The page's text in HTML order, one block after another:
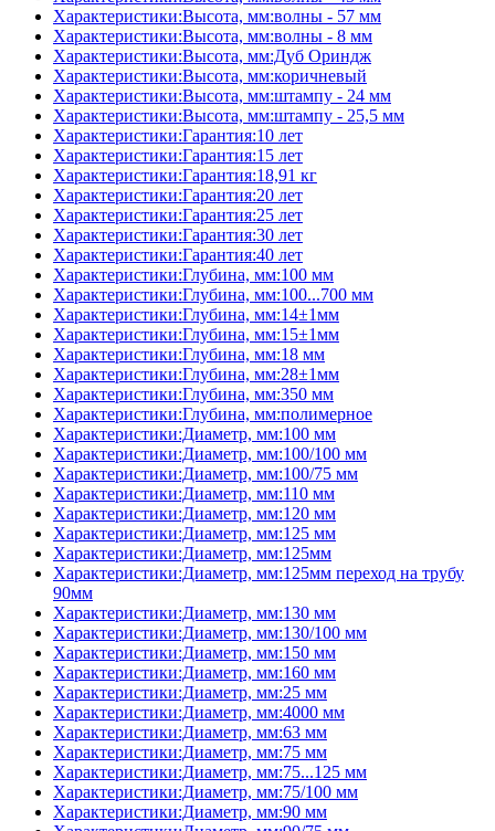
Характеристики:Высота, мм:волны - 57 мм
Характеристики:Высота, мм:волны - 8 мм
Характеристики:Высота, мм:Дуб Ориндж
Характеристики:Высота, мм:коричневый
Характеристики:Высота, мм:штампу - 24 мм
Характеристики:Высота, мм:штампу - 25,5 мм
Характеристики:Гарантия:10 лет
Характеристики:Гарантия:15 лет
Характеристики:Гарантия:18,91 кг
Характеристики:Гарантия:20 лет
Характеристики:Гарантия:25 лет
Характеристики:Гарантия:30 лет
Характеристики:Гарантия:40 лет
Характеристики:Глубина, мм:100 мм
Характеристики:Глубина, мм:100...700 мм
Характеристики:Глубина, мм:14±1мм
Характеристики:Глубина, мм:15±1мм
Характеристики:Глубина, мм:18 мм
Характеристики:Глубина, мм:28±1мм
Характеристики:Глубина, мм:350 мм
Характеристики:Глубина, мм:полимерное
Характеристики:Диаметр, мм:100 мм
Характеристики:Диаметр, мм:100/100 мм
Характеристики:Диаметр, мм:100/75 мм
Характеристики:Диаметр, мм:110 мм
Характеристики:Диаметр, мм:120 мм
Характеристики:Диаметр, мм:125 мм
Характеристики:Диаметр, мм:125мм
Характеристики:Диаметр, мм:125мм переход на трубу
90мм
Характеристики:Диаметр, мм:130 мм
Характеристики:Диаметр, мм:130/100 мм
Характеристики:Диаметр, мм:150 мм
Характеристики:Диаметр, мм:160 мм
Характеристики:Диаметр, мм:25 мм
Характеристики:Диаметр, мм:4000 мм
Характеристики:Диаметр, мм:63 мм
Характеристики:Диаметр, мм:75 мм
Характеристики:Диаметр, мм:75...125 мм
Характеристики:Диаметр, мм:75/100 мм
Характеристики:Диаметр, мм:90 мм